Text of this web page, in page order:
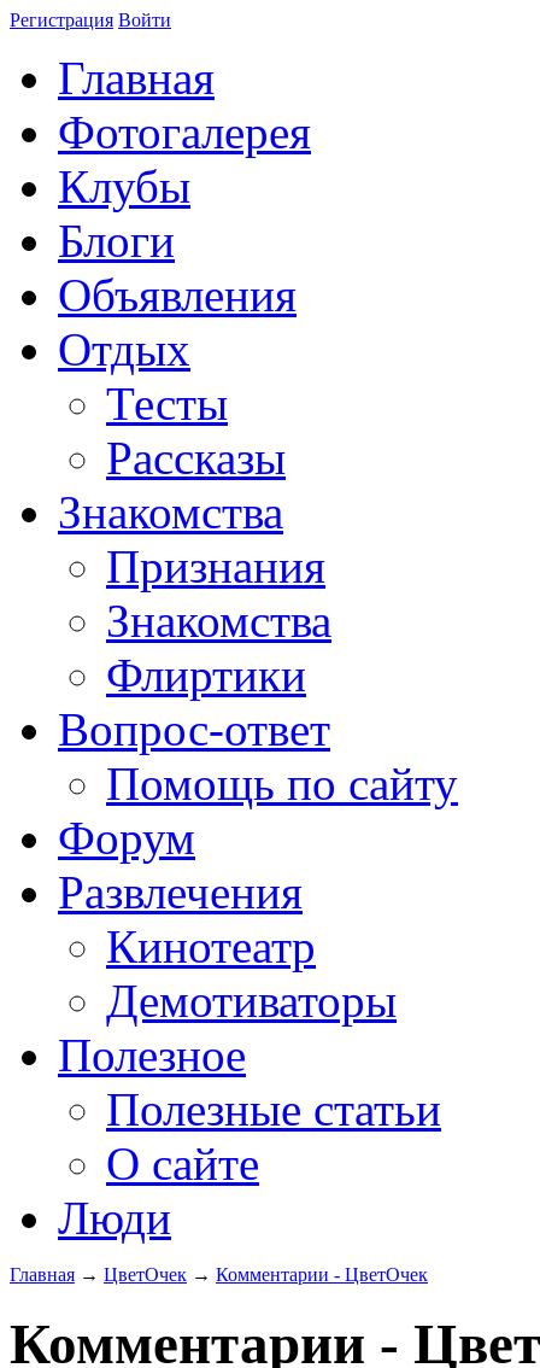
Регистрация Войти
Главная
Фотогалерея
Клубы
Блоги
Объявления
Отдых
Тесты
Рассказы
Знакомства
Признания
Знакомства
Флиртики
Вопрос-ответ
Помощь по сайту
Форум
Развлечения
Кинотеатр
Демотиваторы
Полезное
Полезные статьи
О сайте
Люди
Главная → ЦветOчек → Комментарии - ЦветOчек
Комментарии -